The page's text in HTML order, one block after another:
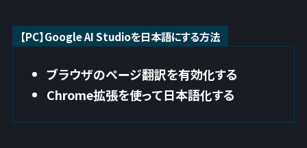
【PC】Google AI Studioを日本語にする方法
ブラウザのページ翻訳を有効化する
Chrome拡張を使って日本語化する